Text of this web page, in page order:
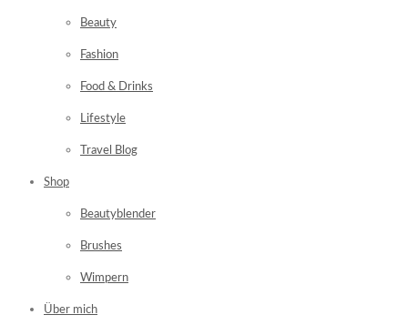
Beauty
Fashion
Food & Drinks
Lifestyle
Travel Blog
Shop
Beautyblender
Brushes
Wimpern
Über mich